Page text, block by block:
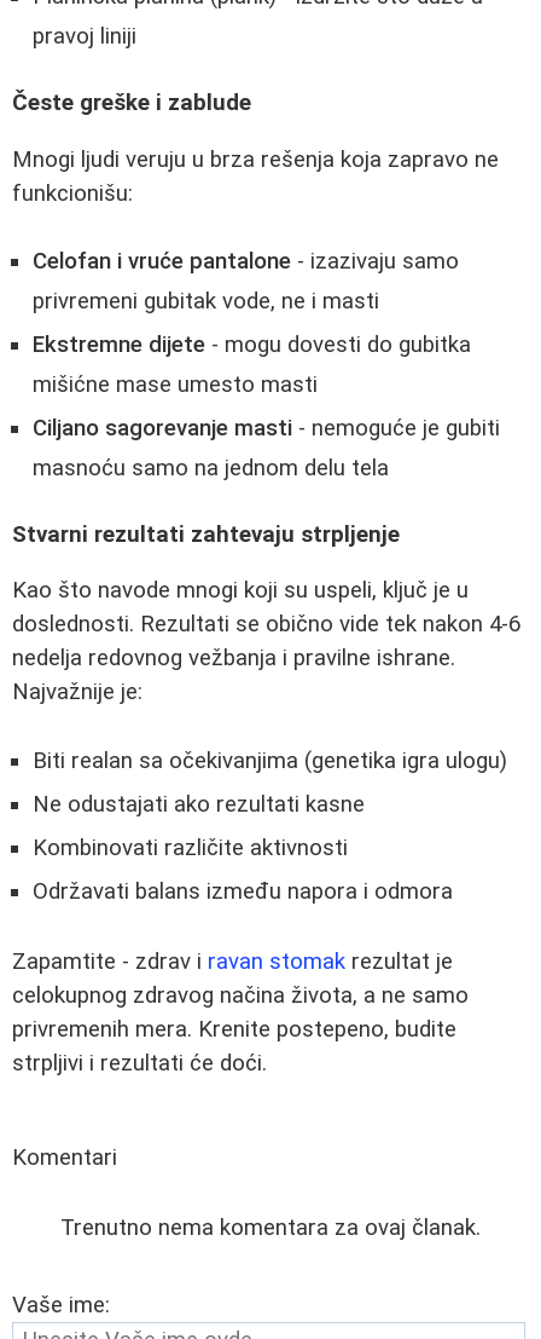
pravoj liniji
Česte greške i zablude
Mnogi ljudi veruju u brza rešenja koja zapravo ne
funkcionišu:
Celofan i vruće pantalone - izazivaju samo
privremeni gubitak vode, ne i masti
Ekstremne dijete - mogu dovesti do gubitka
mišićne mase umesto masti
Ciljano sagorevanje masti - nemoguće je gubiti
masnoću samo na jednom delu tela
Stvarni rezultati zahtevaju strpljenje
Kao što navode mnogi koji su uspeli, ključ je u
doslednosti. Rezultati se obično vide tek nakon 4-6
nedelja redovnog vežbanja i pravilne ishrane.
Najvažnije je:
Biti realan sa očekivanjima (genetika igra ulogu)
Ne odustajati ako rezultati kasne
Kombinovati različite aktivnosti
Održavati balans između napora i odmora
Zapamtite - zdrav i ravan stomak rezultat je
celokupnog zdravog načina života, a ne samo
privremenih mera. Krenite postepeno, budite
strpljivi i rezultati će doći.
Komentari
Trenutno nema komentara za ovaj članak.
Vaše ime: